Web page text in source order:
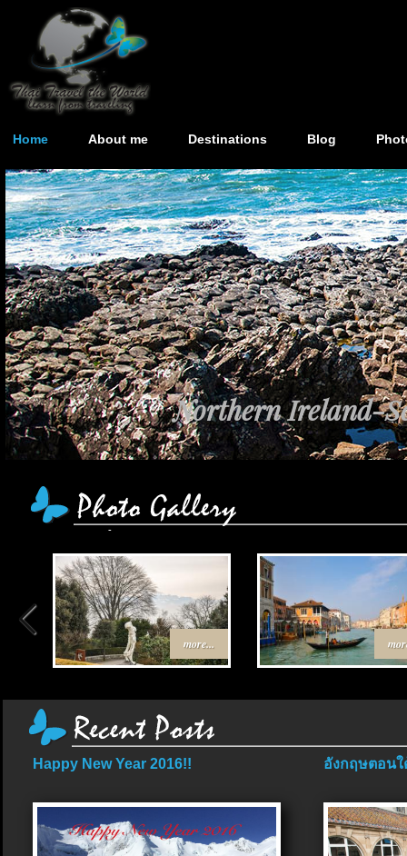
Home About me Destinations Blog
Northern Ireland-
more...
Happy New Year 2016!! อังกฤษตอนใ